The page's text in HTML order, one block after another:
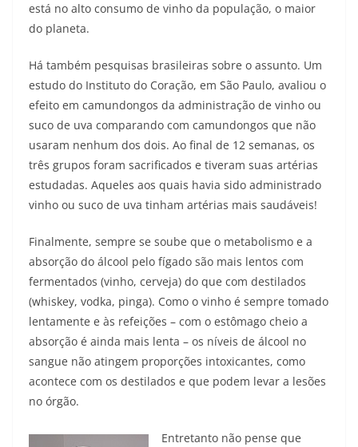
está no alto consumo de vinho da população, o maior
do planeta.
Há também pesquisas brasileiras sobre o assunto. Um
estudo do Instituto do Coração, em São Paulo, avaliou o
efeito em camundongos da administração de vinho ou
suco de uva comparando com camundongos que não
usaram nenhum dos dois. Ao final de 12 semanas, os
três grupos foram sacrificados e tiveram suas artérias
estudadas. Aqueles aos quais havia sido administrado
vinho ou suco de uva tinham artérias mais saudáveis!
Finalmente, sempre se soube que o metabolismo e a
absorção do álcool pelo fígado são mais lentos com
fermentados (vinho, cerveja) do que com destilados
(whiskey, vodka, pinga). Como o vinho é sempre tomado
lentamente e às refeições – com o estômago cheio a
absorção é ainda mais lenta – os níveis de álcool no
sangue não atingem proporções intoxicantes, como
acontece com os destilados e que podem levar a lesões
no órgão.
Entretanto não pense que